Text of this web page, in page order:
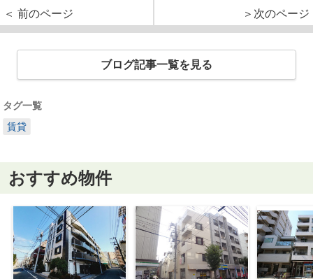
＜ 前のページ
＞次のページ
ブログ記事一覧を見る
タグ一覧
賃貸
おすすめ物件